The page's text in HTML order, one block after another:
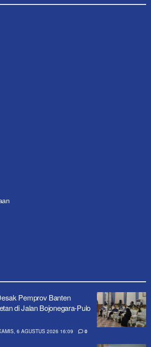
Pemprov Banten
di Jalan Bojonegara-Pulo
6 AGUSTUS 2026 16:09 0